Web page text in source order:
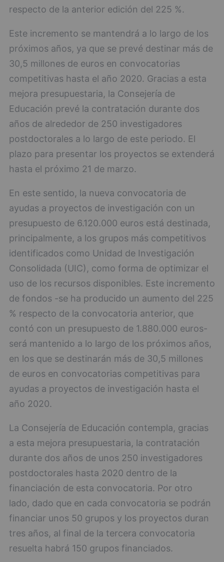
respecto de la anterior edición del 225 %.
Este incremento se mantendrá a lo largo de los
próximos años, ya que se prevé destinar más de
30,5 millones de euros en convocatorias
competitivas hasta el año 2020. Gracias a esta
mejora presupuestaria, la Consejería de
Educación prevé la contratación durante dos
años de alrededor de 250 investigadores
postdoctorales a lo largo de este periodo. El
plazo para presentar los proyectos se extenderá
hasta el próximo 21 de marzo.
En este sentido, la nueva convocatoria de
ayudas a proyectos de investigación con un
presupuesto de 6.120.000 euros está destinada,
principalmente, a los grupos más competitivos
identificados como Unidad de Investigación
Consolidada (UIC), como forma de optimizar el
uso de los recursos disponibles. Este incremento
de fondos -se ha producido un aumento del 225
% respecto de la convocatoria anterior, que
contó con un presupuesto de 1.880.000 euros-
será mantenido a lo largo de los próximos años,
en los que se destinarán más de 30,5 millones
de euros en convocatorias competitivas para
ayudas a proyectos de investigación hasta el
año 2020.
La Consejería de Educación contempla, gracias
a esta mejora presupuestaria, la contratación
durante dos años de unos 250 investigadores
postdoctorales hasta 2020 dentro de la
financiación de esta convocatoria. Por otro
lado, dado que en cada convocatoria se podrán
financiar unos 50 grupos y los proyectos duran
tres años, al final de la tercera convocatoria
resuelta habrá 150 grupos financiados.